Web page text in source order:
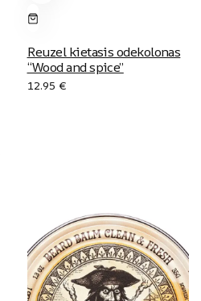
Reuzel kietasis odekolonas
“Wood and spice”
12.95 €